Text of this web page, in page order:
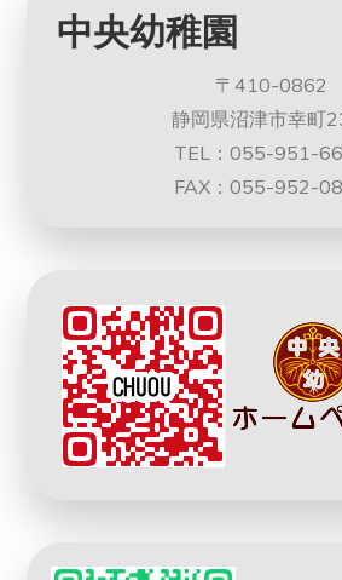
中央幼稚園
〒410-0862
静岡県沼津市幸町
TEL：055-951-
FAX：055-952-